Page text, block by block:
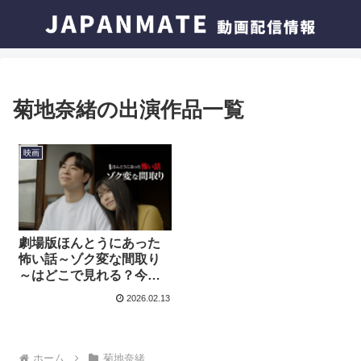
菊地奈緒の出演作品一覧
映画
劇場版ほんとうにあった
怖い話～ゾク変な間取り
～はどこで見れる？今す
ぐ視聴できる動画配信サ
2026.02.13
ホーム 菊地奈緒